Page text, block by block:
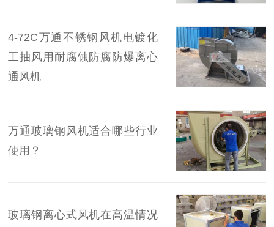
4-72C万通不锈钢风机电镀化
工抽风用耐腐蚀防腐防爆离心
通风机
万通玻璃钢风机适合哪些行业
使用？
玻璃钢离心式风机在高温情况